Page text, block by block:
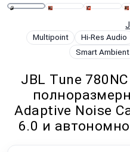
Price Drops
Categories
Multipoint Hi-Res Audio
Smart Ambient
JBL Tune
Adaptive Noise
6.0 и